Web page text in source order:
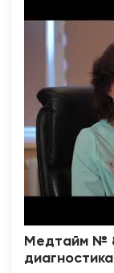
Медтайм №
диагностика